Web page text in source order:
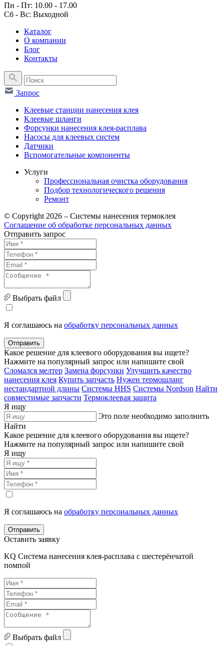
Пн - Пт: 10.00 - 17.00
Сб - Вс: Выходной
Каталог
О компании
Блог
Контакты
Запрос
Клеевые станции нанесения клея
Клеевые шланги
Форсунки нанесения клея-расплава
Насосы для клеевых систем
Датчики
Вспомогательные компоненты
Услуги
Профессиональная очистка оборудования
Подбор технологического решения
Ремонт
© Copyright 2026 – Системы нанесения термоклея
Соглашение об обработке персональных данных
Отправить запрос
Выбрать файл
Я соглашаюсь на обработку персональных данных
Отправить
Какое решение для клеевого оборудования вы ищете?
Нажмите на популярный запрос или напишите свой
Сломался мелтер Замена форсунки Улучшить качество
нанесения клея Купить запчасть Нужен термошланг
нестандартной длины Системы HHS Системы Nordson Найти
совместимые запчасти Термоклеевая защита
Я ищу
Это поле необходимо заполнить
Найти
Какое решение для клеевого оборудования вы ищете?
Нажмите на популярный запрос или напишите свой
Я ищу
Я соглашаюсь на обработку персональных данных
Отправить
Оставить заявку
KQ Система нанесения клея-расплава с шестерёнчатой
помпой
Выбрать файл